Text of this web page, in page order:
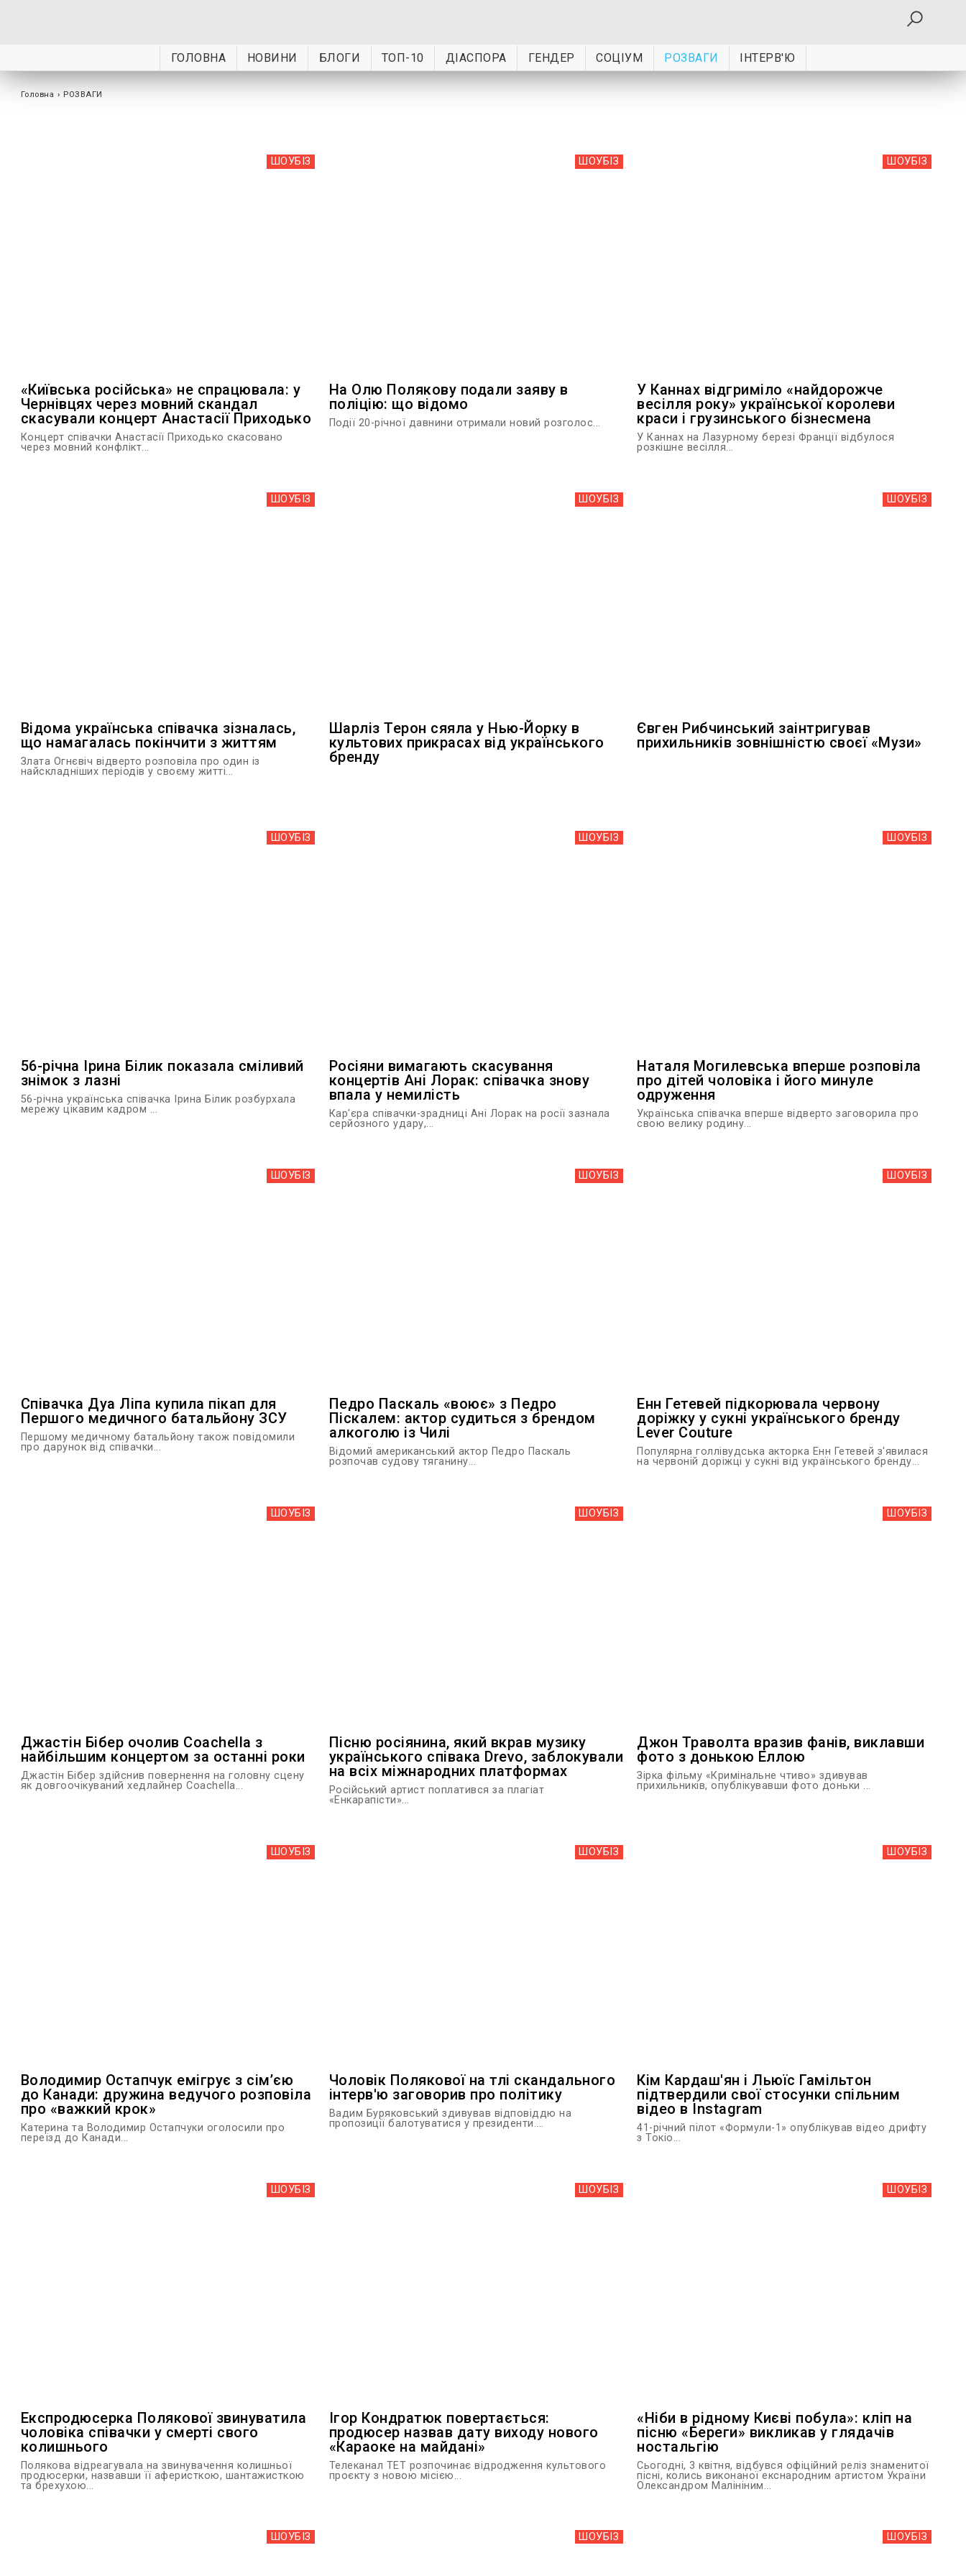
ГОЛОВНА НОВИНИ БЛОГИ ТОП-10 ДІАСПОРА ГЕНДЕР СОЦІУМ РОЗВАГИ ІНТЕРВ'Ю
Головна › РОЗВАГИ
ШОУБIЗ
«Київська російська» не спрацювала: у
Чернівцях через мовний скандал
скасували концерт Анастасії Приходько
Концерт співачки Анастасії Приходько скасовано
через мовний конфлікт...
ШОУБIЗ
На Олю Полякову подали заяву в
поліцію: що відомо
Події 20-річної давнини отримали новий розголос...
ШОУБIЗ
У Каннах відгриміло «найдорожче
весілля року» української королеви
краси і грузинського бізнесмена
У Каннах на Лазурному березі Франції відбулося
розкішне весілля...
ШОУБIЗ
Відома українська співачка зізналась,
що намагалась покінчити з життям
Злата Огнєвіч відверто розповіла про один із
найскладніших періодів у своєму житті...
ШОУБIЗ
Шарліз Терон сяяла у Нью-Йорку в
культових прикрасах від українського
бренду
ШОУБIЗ
Євген Рибчинський заінтригував
прихильників зовнішністю своєї «Музи»
ШОУБIЗ
56-річна Ірина Білик показала сміливий
знімок з лазні
56-річна українська співачка Ірина Білик розбурхала
мережу цікавим кадром ...
ШОУБIЗ
Росіяни вимагають скасування
концертів Ані Лорак: співачка знову
впала у немилість
Кар'єра співачки-зрадниці Ані Лорак на росії зазнала
серйозного удару,...
ШОУБIЗ
Наталя Могилевська вперше розповіла
про дітей чоловіка і його минуле
одруження
Українська співачка вперше відверто заговорила про
свою велику родину...
ШОУБIЗ
Співачка Дуа Ліпа купила пікап для
Першого медичного батальйону ЗСУ
Першому медичному батальйону також повідомили
про дарунок від співачки...
ШОУБIЗ
Педро Паскаль «воює» з Педро
Піскалем: актор судиться з брендом
алкоголю із Чилі
Відомий американський актор Педро Паскаль
розпочав судову тяганину...
ШОУБIЗ
Енн Гетевей підкорювала червону
доріжку у сукні українського бренду
Lever Couture
Популярна голлівудська акторка Енн Гетевей з'явилася
на червоній доріжці у сукні від українського бренду...
ШОУБIЗ
Джастін Бібер очолив Coachella з
найбільшим концертом за останні роки
Джастін Бібер здійснив повернення на головну сцену
як довгоочікуваний хедлайнер Coachella...
ШОУБIЗ
Пісню росіянина, який вкрав музику
українського співака Drevo, заблокували
на всіх міжнародних платформах
Російський артист поплатився за плагіат
«Енкарапісти»...
ШОУБIЗ
Джон Траволта вразив фанів, виклавши
фото з донькою Еллою
Зірка фільму «Кримінальне чтиво» здивував
прихильників, опублікувавши фото доньки ...
ШОУБIЗ
Володимир Остапчук емігрує з сімʼєю
до Канади: дружина ведучого розповіла
про «важкий крок»
Катерина та Володимир Остапчуки оголосили про
переїзд до Канади...
ШОУБIЗ
Чоловік Полякової на тлі скандального
інтерв'ю заговорив про політику
Вадим Буряковський здивував відповіддю на
пропозиції балотуватися у президенти....
ШОУБIЗ
Кім Кардаш'ян і Льюїс Гамільтон
підтвердили свої стосунки спільним
відео в Instagram
41-річний пілот «Формули-1» опублікував відео дрифту
з Токіо...
ШОУБIЗ
Експродюсерка Полякової звинуватила
чоловіка співачки у смерті свого
колишнього
Полякова відреагувала на звинувачення колишньої
продюсерки, назвавши її аферисткою, шантажисткою
та брехухою...
ШОУБIЗ
Ігор Кондратюк повертається:
продюсер назвав дату виходу нового
«Караоке на майдані»
Телеканал ТЕТ розпочинає відродження культового
проєкту з новою місією...
ШОУБIЗ
«Ніби в рідному Києві побула»: кліп на
пісню «Береги» викликав у глядачів
ностальгію
Сьогодні, 3 квітня, відбувся офіційний реліз знаменитої
пісні, колись виконаної екснародним артистом України
Олександром Малініним...
ШОУБIЗ ШОУБIЗ ШОУБIЗ